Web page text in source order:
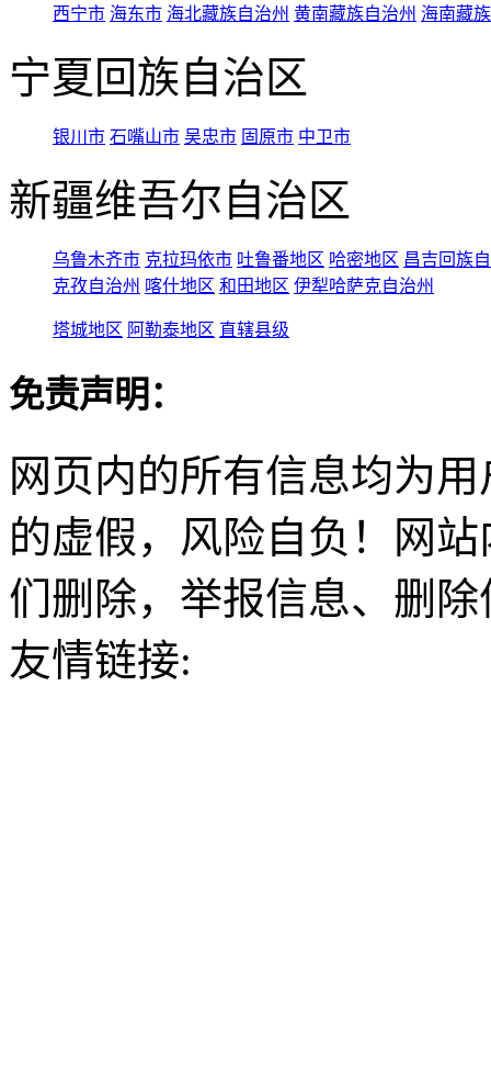
西宁市 海东市 海北藏族自治州 黄南藏族自治州 海南藏
宁夏回族自治区
银川市 石嘴山市 吴忠市 固原市 中卫市
新疆维吾尔自治区
乌鲁木齐市 克拉玛依市 吐鲁番地区 哈密地区 昌吉回族
克孜自治州 喀什地区 和田地区 伊犁哈萨克自治州
塔城地区 阿勒泰地区 直辖县级
免责声明：
网页内的所有信息均为
的虚假，风险自负！网
们删除，举报信息、删
友情链接: